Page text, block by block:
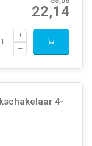
22,14
4-